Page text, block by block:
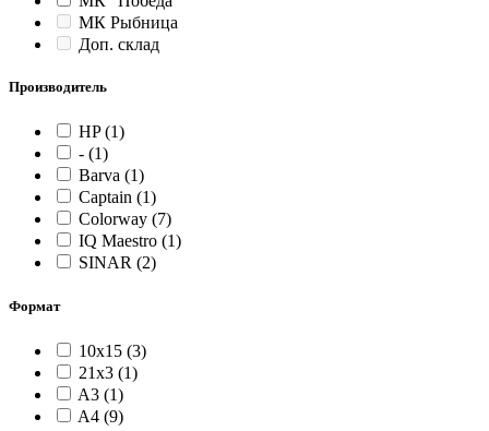
МК Рыбница
Доп. склад
Производитель
HP(1)
- (1)
Barva (1)
Captain (1)
Colorway (7)
IQ Maestro (1)
SINAR (2)
Формат
10х15 (3)
21x3 (1)
A3 (1)
A4 (9)